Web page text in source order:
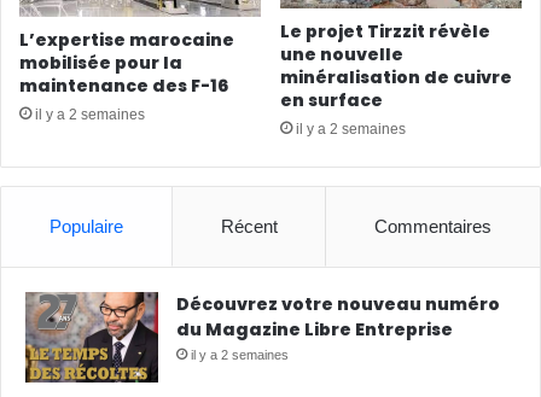
L’expertise marocaine
mobilisée pour la
maintenance des F-16
il y a 2 semaines
Le projet Tirzzit révèle
une nouvelle
minéralisation de cuivre
en surface
il y a 2 semaines
Populaire Récent Commentaires
Découvrez votre nouveau numéro
du Magazine Libre Entreprise
il y a 2 semaines